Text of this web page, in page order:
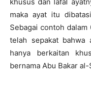
maka ayat itu
Sebagai contoh dalam
telah sepakat
hanya berkaitan
bernama Abu Bakar